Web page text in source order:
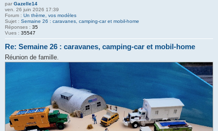
par Gazelle14
ven. 26 juin 2026 17:39
Forum : Un thème, vos modèles
Sujet : Semaine 26 : caravanes, camping-car et mobil-home
Réponses : 35
Vues : 35547
Re: Semaine 26 : caravanes, camping-car et mobil-home
Réunion de famille.